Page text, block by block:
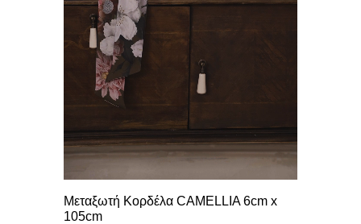
Μεταξωτή Κορδέλα CAMELLIA 6cm x
105cm